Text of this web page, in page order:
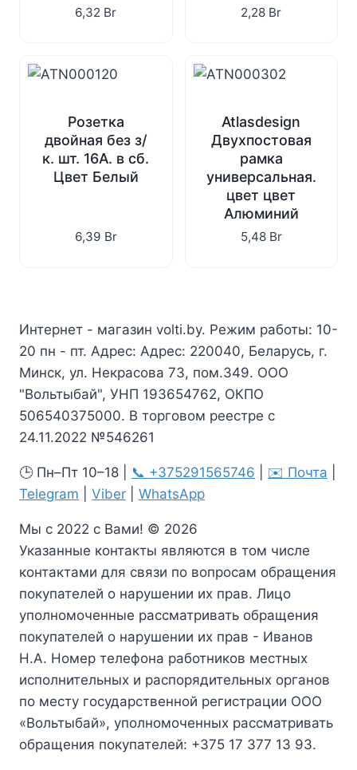
6,32 Br 2,28 Br
Розетка
двойная без з/
к. шт. 16А. в сб.
Цвет Белый
6,39 Br
Atlasdesign
Двухпостовая
рамка
универсальная.
цвет цвет
Алюминий
5,48 Br
Интернет - магазин volti.by. Режим работы: 10-
20 пн - пт. Адрес: Адрес: 220040, Беларусь, г.
Минск, ул. Некрасова 73, пом.349. ООО
"Вольтыбай", УНП 193654762, ОКПО
506540375000. В торговом реестре с
24.11.2022 №546261
🕒 Пн–Пт 10–18 | 📞 +375291565746 ✉️ Почта
Telegram
Viber WhatsApp
Мы с 2022 с Вами! © 2026
Указанные контакты являются в том числе
контактами для связи по вопросам обращения
покупателей о нарушении их прав. Лицо
уполномоченные рассматривать обращения
покупателей о нарушении их прав - Иванов
Н.А. Номер телефона работников местных
исполнительных и распорядительных органов
по месту государственной регистрации ООО
«Вольтыбай», уполномоченных рассматривать
обращения покупателей: +375 17 377 13 93.